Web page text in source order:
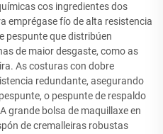
cos ingredientes dos
emprégase fío de alta resistencia
pespunte que distribúen
de maior desgaste, como as
As costuras con dobre
redundante, asegurando
o pespunte de respaldo
grande bolsa de maquillaxe en
de cremalleiras robustas